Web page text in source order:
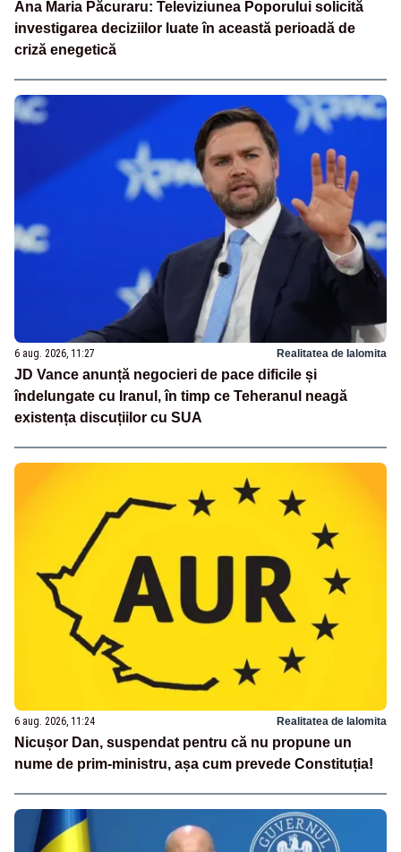
Ana Maria Păcuraru: Televiziunea Poporului solicită
investigarea deciziilor luate în această perioadă de
criză enegetică
6 aug. 2026, 11:27 Realitatea de Ialomita
JD Vance anunță negocieri de pace dificile și
îndelungate cu Iranul, în timp ce Teheranul neagă
existența discuțiilor cu SUA
6 aug. 2026, 11:24 Realitatea de Ialomita
Nicușor Dan, suspendat pentru că nu propune un
nume de prim-ministru, așa cum prevede Constituția!